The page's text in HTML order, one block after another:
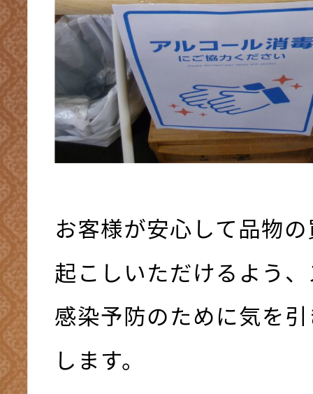
お客様が安心して品物
起こしいただけるよう
感染予防のために気を
します。